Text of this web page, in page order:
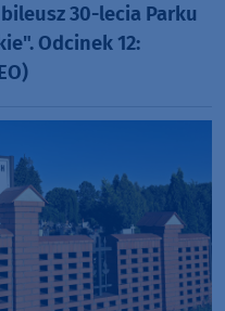
30-lecia Parku
Odcinek 12: